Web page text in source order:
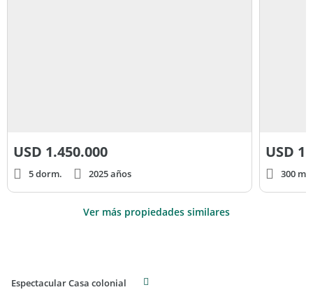
USD 1.450.000
5 dorm. 2025 años
USD
300
Ver más propiedades similares
Espectacular Casa colonial